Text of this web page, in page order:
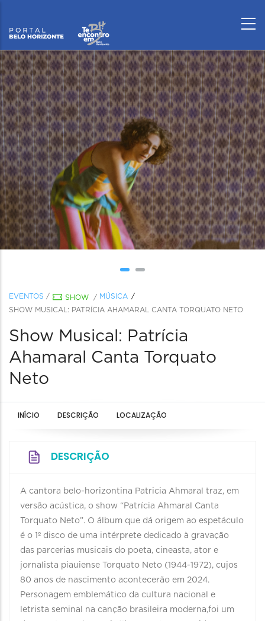
EVENTOS / SHOW / MÚSICA
SHOW MUSICAL: PATRÍCIA AHAMARAL CANTA TORQUATO NETO
Show Musical: Patrícia
Ahamaral Canta Torquato
Neto
INÍCIO DESCRIÇÃO LOCALIZAÇÃO
DESCRIÇÃO
A cantora belo-horizontina Patricia Ahmaral traz, em
versão acústica, o show “Patrícia Ahmaral Canta
Torquato Neto”. O álbum que dá origem ao espetáculo
é o 1º disco de uma intérprete dedicado à gravação
das parcerias musicais do poeta, cineasta, ator e
jornalista piauiense Torquato Neto (1944-1972), cujos
80 anos de nascimento acontecerão em 2024.
Personagem emblemático da cultura nacional e
letrista seminal na canção brasileira moderna,foi um